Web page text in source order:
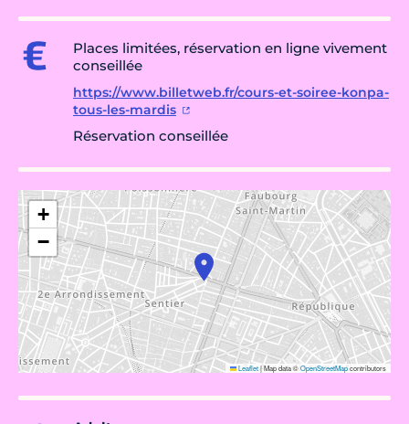
Places limitées, réservation en ligne vivement
conseillée
https://www.billetweb.fr/cours-et-soiree-konpa-
tous-les-mardis
Réservation conseillée
+
−
Leaflet|Map data ©OpenStreetMapcontributors